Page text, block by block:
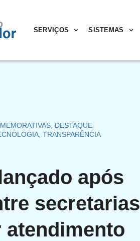
SERVIÇOS SISTEMAS
DESTAQUE
TRANSPARÊNCIA
após
secretarias